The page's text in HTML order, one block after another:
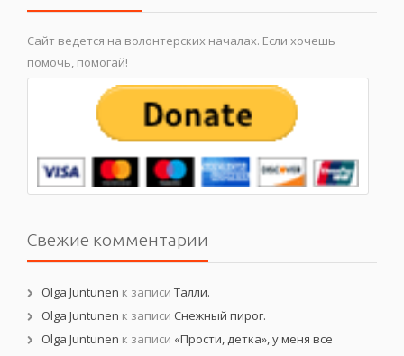
Сайт ведется на волонтерских началах. Если хочешь
помочь, помогай!
Свежие комментарии
Olga Juntunen к записи Талли.
Olga Juntunen к записи Снежный пирог.
Olga Juntunen к записи «Прости, детка», у меня все